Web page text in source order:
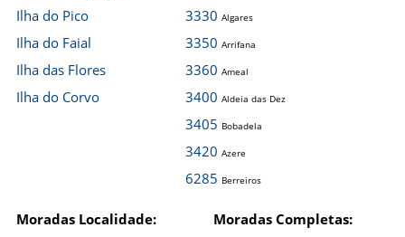
Ilha do Pico
Ilha do Faial
Ilha das Flores
Ilha do Corvo
3330 Algares
3350 Arrifana
3360 Ameal
3400 Aldeia das Dez
3405 Bobadela
3420 Azere
6285 Berreiros
Moradas Localidade: Moradas Completas: